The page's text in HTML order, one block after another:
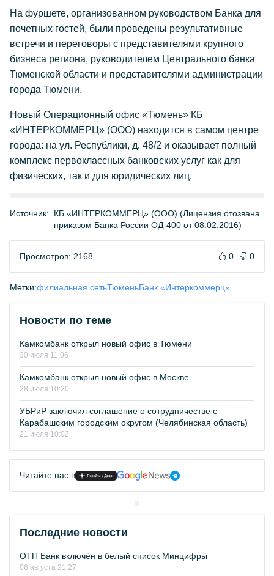
На фуршете, организованном руководством Банка для
почетных гостей, были проведены результативные
встречи и переговоры с представителями крупного
бизнеса региона, руководителем Центрального банка
Тюменской области и представителями администрации
города Тюмени.
Новый Операционный офис «Тюмень» КБ
«ИНТЕРКОММЕРЦ» (ООО) находится в самом центре
города: на ул. Республики, д. 48/2 и оказывает полный
комплекс первоклассных банковских услуг как для
физических, так и для юридических лиц.
Источник:
КБ «ИНТЕРКОММЕРЦ» (ООО) (Лицензия отозвана
приказом Банка России ОД-400 от 08.02.2016)
Просмотров: 2168 0 0
Метки:филиальная сетьТюменьБанк «Интеркоммерц»
Новости по теме
Камкомбанк открыл новый офис в Тюмени
30 июля 11:06
Камкомбанк открыл новый офис в Москве
28 июля 10:20
УБРиР заключил соглашение о сотрудничестве с
Карабашским городским округом (Челябинская область)
21 июля 10:02
Читайте нас в
Последние новости
ОТП Банк включён в белый список Минцифры
06 августа 21:27